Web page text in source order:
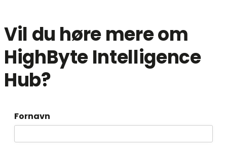
Vil du høre mere om
HighByte Intelligence
Hub?
Fornavn